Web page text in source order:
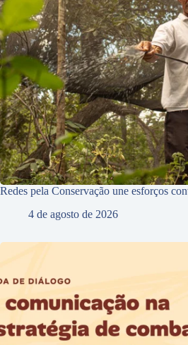
Redes pela Conservação une esforços
4 de agosto de 2026